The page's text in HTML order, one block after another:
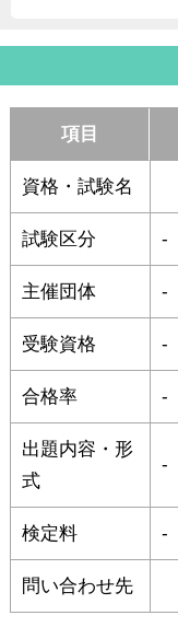
項目
資格・試験名
試験区分 -
主催団体 -
受験資格 -
合格率 -
出題内容・形
式
-
検定料 -
問い合わせ先